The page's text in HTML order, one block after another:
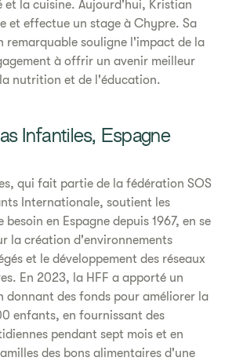
et la cuisine. Aujourd'hui, Kristian
et effectue un stage à Chypre. Sa
remarquable souligne l'impact de la
à offrir un avenir meilleur
nutrition et de l'éducation.
Infantiles, Espagne
qui fait partie de la fédération SOS
Internationale, soutient les
en Espagne depuis 1967, en se
la création d'environnements
et le développement des réseaux
En 2023, la HFF a apporté un
donnant des fonds pour améliorer la
enfants, en fournissant des
pendant sept mois et en
des bons alimentaires d'une